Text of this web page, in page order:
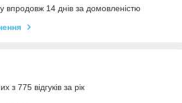
впродовж 14 днів за домовленістю
з 775 відгуків за рік